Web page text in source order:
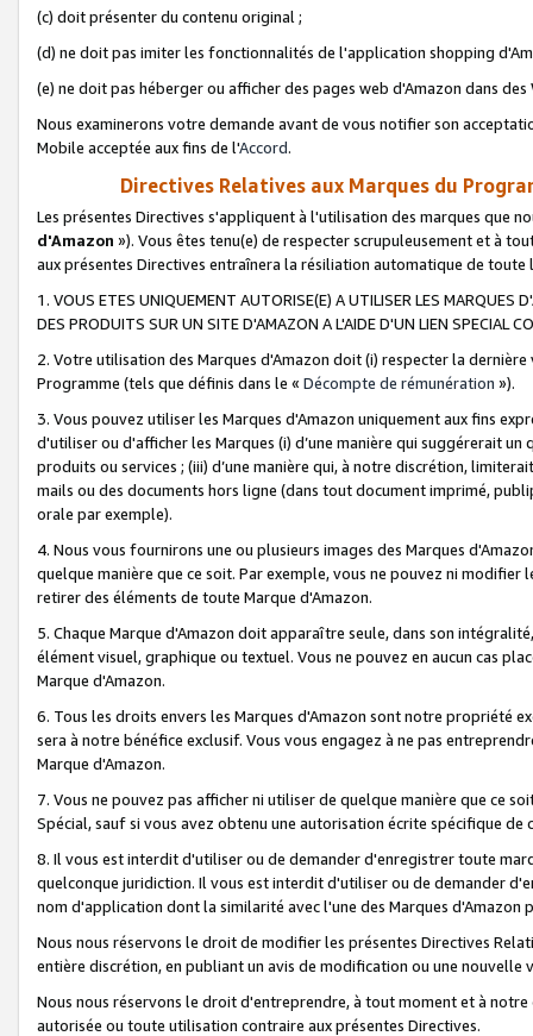
(c) doit présenter du contenu original ;
(d) ne doit pas imiter les fonctionnalités de l'application shopping
(e) ne doit pas héberger ou afficher des pages web d'Amazon dans
Nous examinerons votre demande avant de vous notifier son
Mobile acceptée aux fins de l'Accord.
Directives Relatives aux Marques du
Les présentes Directives s'appliquent à l'utilisation des marques que
d'Amazon »). Vous êtes tenu(e) de respecter scrupuleusement et à
aux présentes Directives entraînera la résiliation automatique de
1. VOUS ETES UNIQUEMENT AUTORISE(E) A UTILISER LES MARQUES
DES PRODUITS SUR UN SITE D'AMAZON A L'AIDE D'UN LIEN SPECIAL
2. Votre utilisation des Marques d'Amazon doit (i) respecter la
Programme (tels que définis dans le « Décompte de rémunération »).
3. Vous pouvez utiliser les Marques d'Amazon uniquement aux fins
d'utiliser ou d'afficher les Marques (i) d’une manière qui suggérerait
produits ou services ; (iii) d’une manière qui, à notre discrétion,
mails ou des documents hors ligne (dans tout document imprimé,
orale par exemple).
4. Nous vous fournirons une ou plusieurs images des Marques
quelque manière que ce soit. Par exemple, vous ne pouvez ni
retirer des éléments de toute Marque d'Amazon.
5. Chaque Marque d'Amazon doit apparaître seule, dans son
élément visuel, graphique ou textuel. Vous ne pouvez en aucun cas
Marque d'Amazon.
6. Tous les droits envers les Marques d'Amazon sont notre propriété
sera à notre bénéfice exclusif. Vous vous engagez à ne pas
Marque d'Amazon.
7. Vous ne pouvez pas afficher ni utiliser de quelque manière que ce
Spécial, sauf si vous avez obtenu une autorisation écrite spécifique de
8. Il vous est interdit d'utiliser ou de demander d'enregistrer toute
quelconque juridiction. Il vous est interdit d'utiliser ou de demander
nom d'application dont la similarité avec l'une des Marques
Nous nous réservons le droit de modifier les présentes Directives
entière discrétion, en publiant un avis de modification ou une nouvelle
Nous nous réservons le droit d'entreprendre, à tout moment et à
autorisée ou toute utilisation contraire aux présentes Directives.